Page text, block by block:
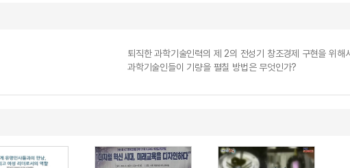
퇴직한 과학기술인력의 제 2의 전성기 창조경제 구현을 위
과학기술인들이 기량을 펼칠 방법은 무엇인가?